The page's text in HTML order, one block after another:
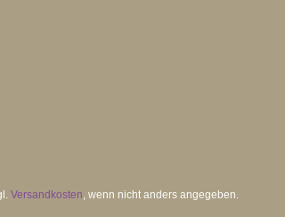
Versandkosten, wenn nicht anders angegeben.